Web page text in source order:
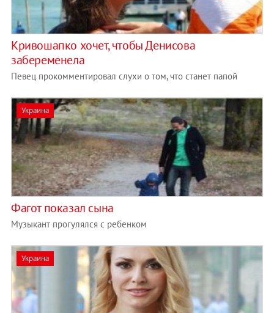
Кривошапко хочет, чтобы Денисова
забеременела
Певец прокомментировал слухи о том, что станет папой
Украина
Фагот показал сына
Музыкант прогулялся с ребенком
Украина